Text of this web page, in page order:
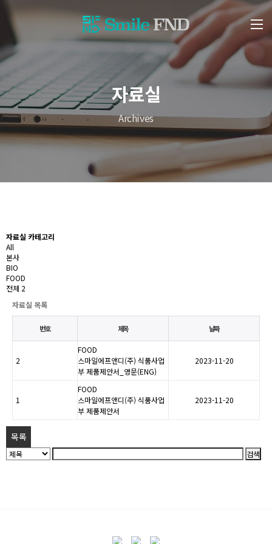
자료실
Archives
자료실 카테고리
All
본사
BIO
FOOD
전체 2
자료실 목록
번호 제목 날짜
2
FOOD
스마일에프앤디(주) 식품사업
부 제품제안서_영문(ENG)
2023-11-20
1
FOOD
스마일에프앤디(주) 식품사업
부 제품제안서
2023-11-20
목록
검색